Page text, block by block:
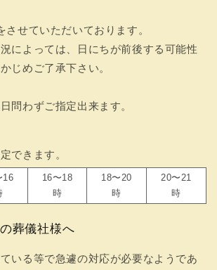
させていただいております。
によっては、日にちが前後する可能性
じめご了承下さい。
問わずご指定出来ます。
できます。
16
16〜18
時
18〜20
時
20〜21
時
葬儀社様へ
いる等で急遽の対応が必要なようであ